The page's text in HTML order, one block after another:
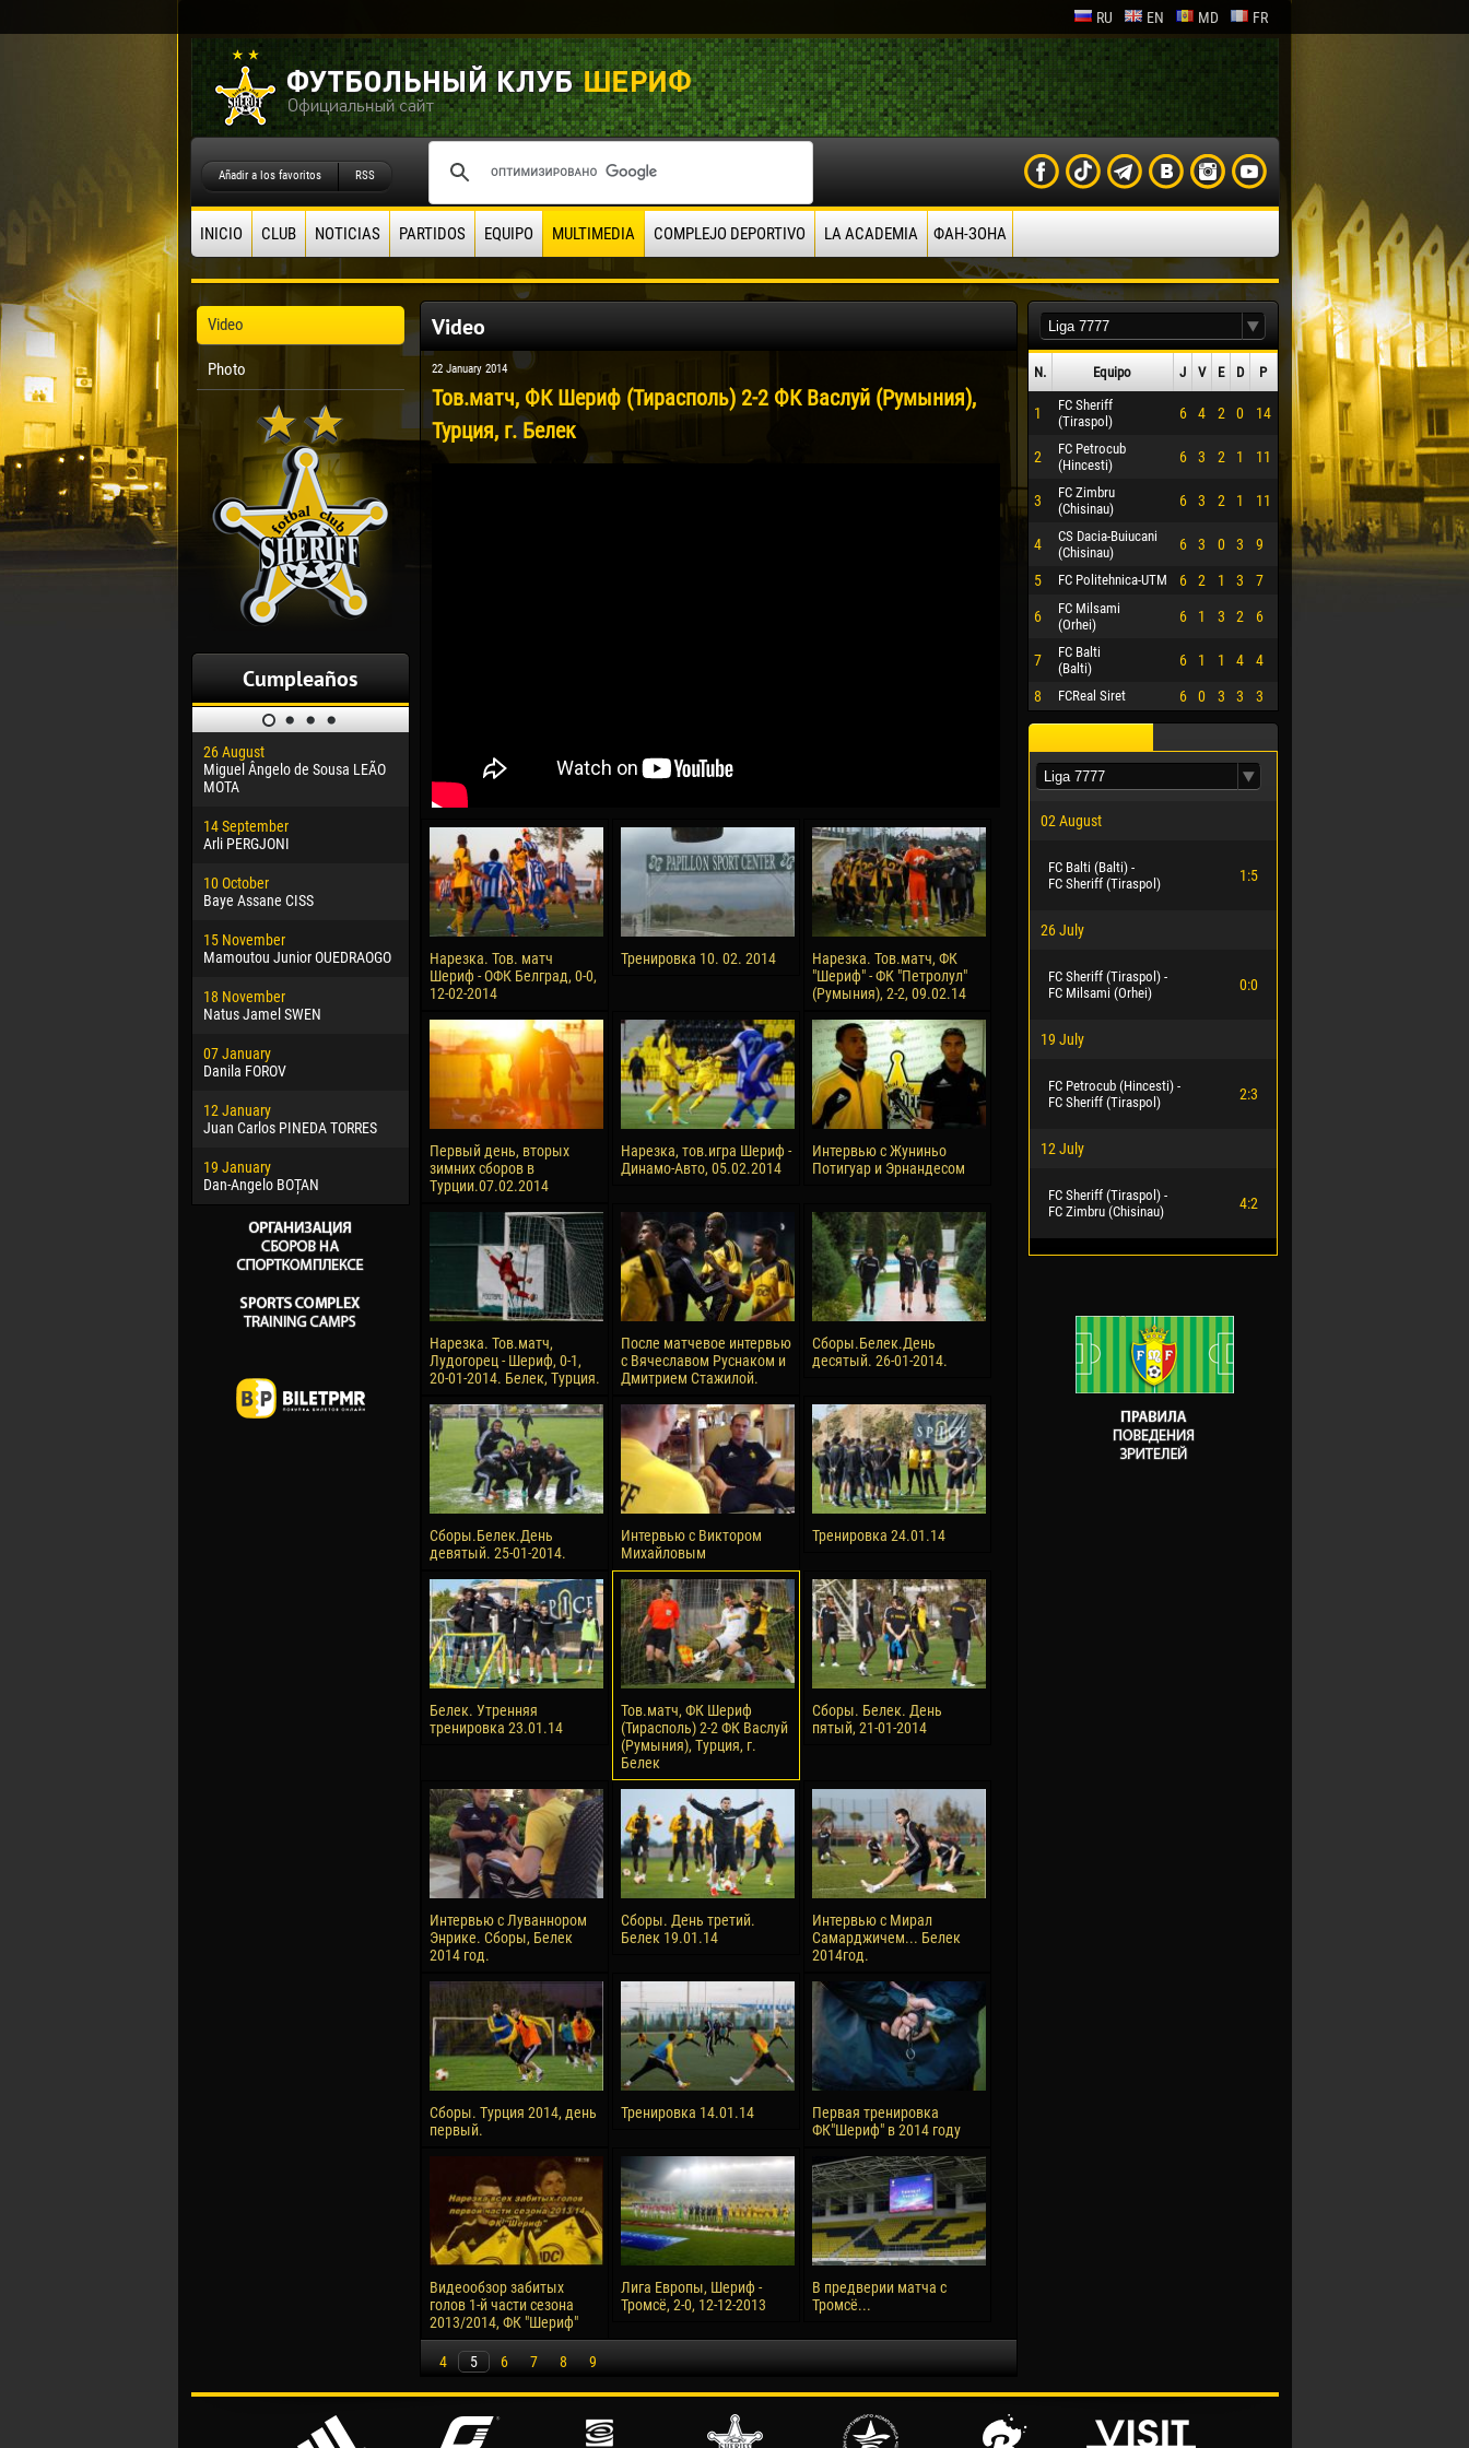
RU EN MD FR
Añadir a los favoritos RSS
INICIO CLUB NOTICIAS PARTIDOS EQUIPO MULTIMEDIA COMPLEJO DEPORTIVO LA ACADEMIA ФАН-ЗОНА
Video
Photo
Cumpleaños
26 August
Miguel Ângelo de Sousa LEÃO
MOTA
14 September
Arli PERGJONI
10 October
Baye Assane CISS
15 November
Mamoutou Junior OUEDRAOGO
18 November
Natus Jamel SWEN
07 January
Danila FOROV
12 January
Juan Carlos PINEDA TORRES
19 January
Dan-Angelo BOȚAN
Dhoraso Moreo KLAS
24 February
Vladislav COSTIN
02 March
Veaceslav COZMA
09 March
Emmanuel AFETSE
20 March
Jayder Moreno ASPRILLA
22 March
Samba KONÉ
26 March
Vitor Hugo Morais de OLIVEIRA
28 March
Raí LOPES DE OLIVEIRA
Vsevolod NIHAEV
Renat JOSAN
15 June
Konan Jaures-Ulrich LOUKOU
24 June
Victor CIUMAȘU
10 July
Bourama FOMBA
15 July
Ivan DYULGEROV
17 July
Jair Ameth MODELO HERRERA
Mihail COROTCOV
27 July
Vladimir FRATEA
Video
22 January 2014
Тов.матч, ФК Шериф (Тирасполь) 2-2 ФК Васлуй (Румыния),
Турция, г. Белек
Нарезка. Тов. матч
Шериф - ОФК Белград, 0-0,
12-02-2014
Тренировка 10. 02. 2014
Нарезка. Тов.матч, ФК
"Шериф" - ФК "Петролул"
(Румыния), 2-2, 09.02.14
Первый день, вторых
зимних сборов в
Турции.07.02.2014
Нарезка, тов.игра Шериф -
Динамо-Авто, 05.02.2014
Интервью с Жуниньо
Потигуар и Эрнандесом
Нарезка. Тов.матч,
Лудогорец - Шериф, 0-1,
20-01-2014. Белек, Турция.
После матчевое интервью
с Вячеславом Руснаком и
Дмитрием Стажилой.
Сборы.Белек.День
десятый. 26-01-2014.
Сборы.Белек.День
девятый. 25-01-2014.
Интервью с Виктором
Михайловым
Тренировка 24.01.14
Белек. Утренняя
тренировка 23.01.14
Тов.матч, ФК Шериф
(Тирасполь) 2-2 ФК Васлуй
(Румыния), Турция, г.
Белек
Сборы. Белек. День
пятый, 21-01-2014
Интервью с Луваннором
Энрике. Сборы, Белек
2014 год.
Сборы. День третий.
Белек 19.01.14
Интервью с Мирал
Самарджичем... Белек
2014год.
Сборы. Турция 2014, день
первый.
Тренировка 14.01.14
Первая тренировка
ФК"Шериф" в 2014 году
Видеообзор забитых
голов 1-й части сезона
2013/2014, ФК "Шериф"
Лига Европы, Шериф -
Тромсё, 2-0, 12-12-2013
В предверии матча с
Тромсё...
4 5 6 7 8 9
N. Equipo J V Е D P
1
FC Sheriff
(Tiraspol)
6 4 2 0 14
2
FC Petrocub
(Hincesti)
6 3 2 1 11
3
FC Zimbru
(Chisinau)
6 3 2 1 11
4
CS Dacia-Buiucani
(Chisinau)
6 3 0 3 9
5 FC Politehnica-UTM 6 2 1 3 7
6
FC Milsami
(Orhei)
6 1 3 2 6
7
FC Balti
(Balti)
6 1 1 4 4
8 FCReal Siret 6 0 3 3 3
02 August
FC Balti (Balti) -
FC Sheriff (Tiraspol)
1:5
26 July
FC Sheriff (Tiraspol) -
FC Milsami (Orhei)
0:0
19 July
FC Petrocub (Hincesti) -
FC Sheriff (Tiraspol)
2:3
12 July
FC Sheriff (Tiraspol) -
FC Zimbru (Chisinau)
4:2